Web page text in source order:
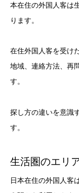
本在住の外国人客は
ります。
在住外国人客を受け
地域、連絡方法、再
す。
探し方の違いを意識
す。
生活圏のエリ
日本在住の外国人客